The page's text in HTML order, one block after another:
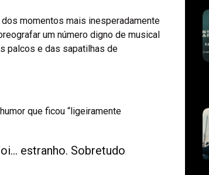
momentos mais inesperadamente
um número digno de musical
palcos e das sapatilhas de
que ficou “ligeiramente
estranho. Sobretudo